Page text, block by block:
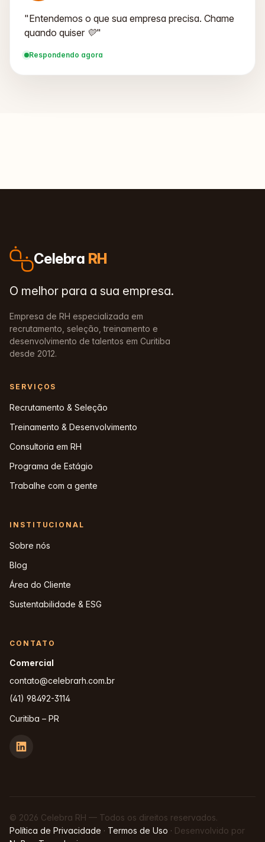
"Entendemos o que sua empresa precisa. Chame
quando quiser 💛"
Respondendo agora
Celebra RH
O melhor para a sua empresa.
Empresa de RH especializada em
recrutamento, seleção, treinamento e
desenvolvimento de talentos em Curitiba
desde 2012.
SERVIÇOS
Recrutamento & Seleção
Treinamento & Desenvolvimento
Consultoria em RH
Programa de Estágio
Trabalhe com a gente
INSTITUCIONAL
Sobre nós
Blog
Área do Cliente
Sustentabilidade & ESG
CONTATO
Comercial
contato@celebrarh.com.br
(41) 98492-3114
Curitiba – PR
© 2026 Celebra RH — Todos os direitos reservados.
Política de Privacidade · Termos de Uso · Desenvolvido por